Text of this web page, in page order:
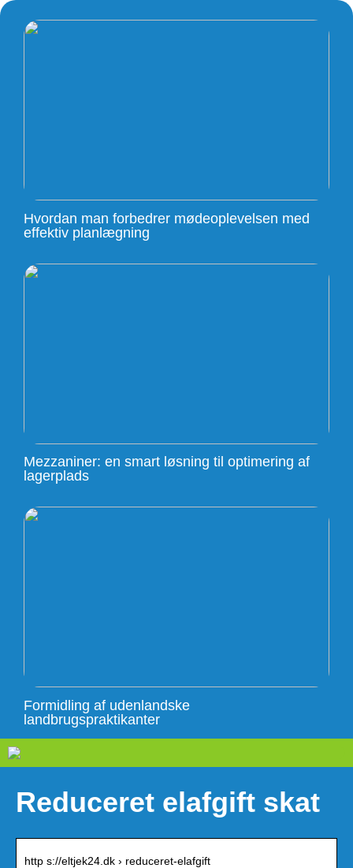
Hvordan man forbedrer mødeoplevelsen med
effektiv planlægning
Mezzaniner: en smart løsning til optimering af
lagerplads
Formidling af udenlandske
landbrugspraktikanter
Reduceret elafgift skat
http s://eltjek24.dk › reduceret-elafgift